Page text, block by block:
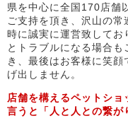
県を中心に全国170店舗
ご支持を頂き、沢山の常
時に誠実に運営致してお
とトラブルになる場合
き、最後はお客様に笑
げ出しません。
店舗を構えるペットシ
言うと「人と人との繋が